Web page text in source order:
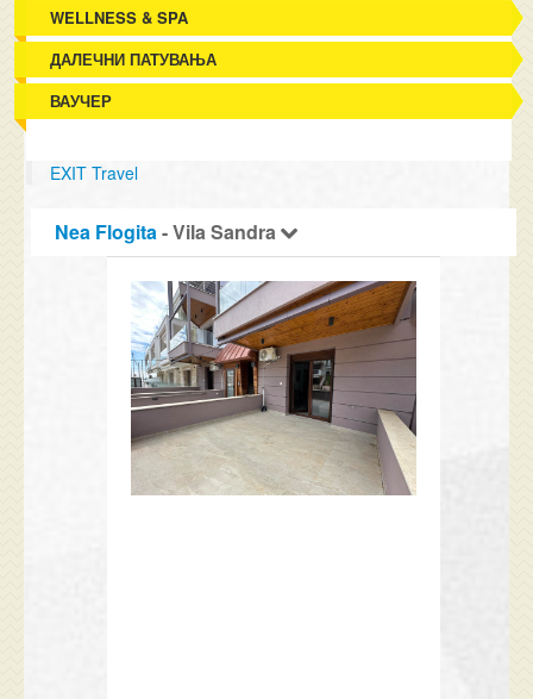
WELLNESS & SPA
ДАЛЕЧНИ ПАТУВАЊА
ВАУЧЕР
EXIT Travel
Nea Flogita- Vila Sandra